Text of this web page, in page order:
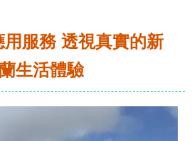
服務 透視真實的新
生活體驗